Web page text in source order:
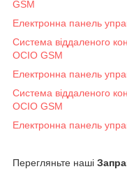
GSM
Електронна панель
Система віддаленого
OCIO GSM
Електронна панель
Система віддаленого
OCIO GSM
Електронна панель
Перегляньте наші